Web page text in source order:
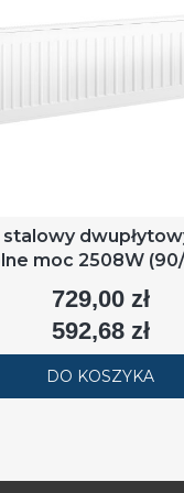
stalowy
moc 2508W (90/
Cena
729,00 zł
Cena
592,68 zł
DO KOSZYKA